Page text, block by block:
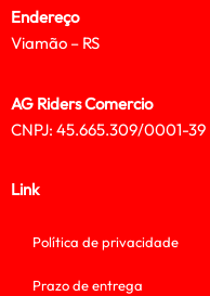
Endereço
Viamão – RS
AG Riders Comercio
CNPJ: 45.665.309/0001-39
Link
Política de privacidade
Prazo de entrega